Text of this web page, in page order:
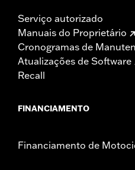
Serviço autorizado
Manuais do Proprietário
Cronogramas de
Atualizações de Software
Recall
FINANCIAMENTO
Financiamento de